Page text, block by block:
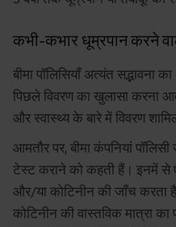
कभी-कभार धूम्रपान करने
बीमा पॉलिसियाँ अत्यंत
पिछले विवरण का खुलासा करना
और स्वास्थ्य के बारे में विवरण
आमतौर पर, बीमा कंपनियां
टेस्ट कराने को कहती हैं। इनमें से
और/या कोटिनीन की जाँच करता
कोटिनीन की वास्तविक मात्रा